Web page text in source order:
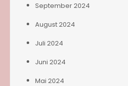
September 2024
August 2024
Juli 2024
Juni 2024
Mai 2024